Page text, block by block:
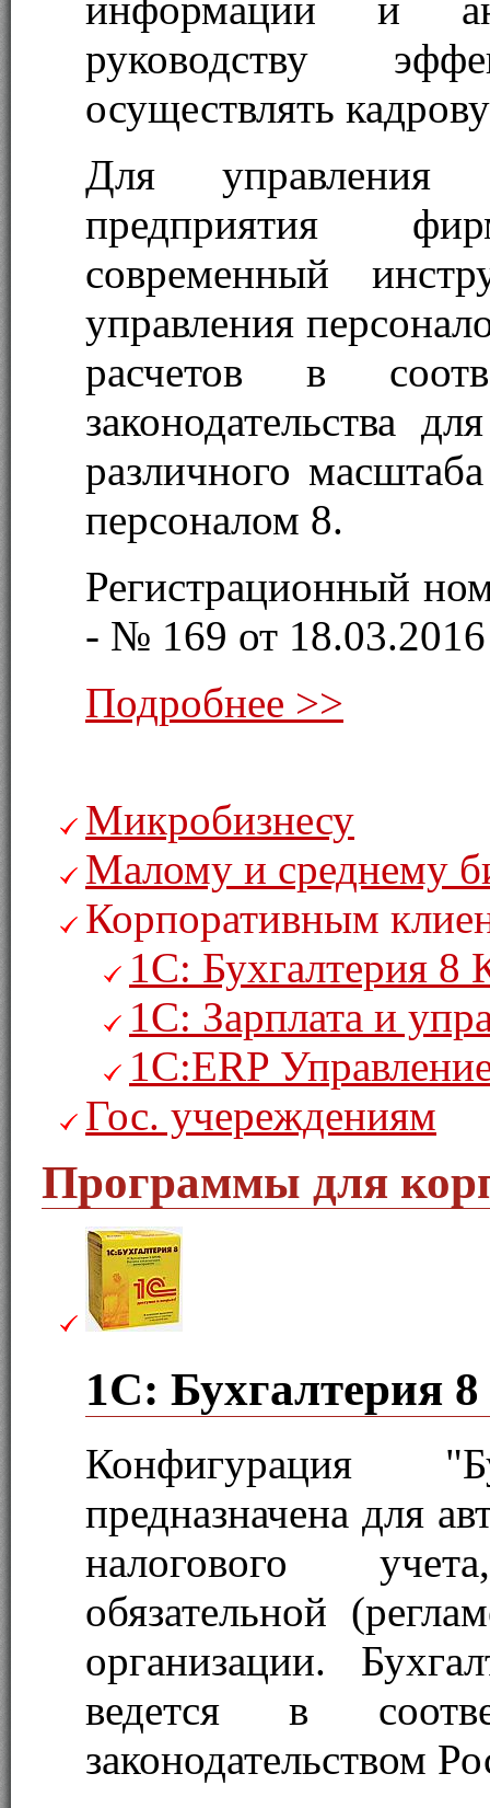
руководству
осуществлять
Для управления
предприятия
современный
управления
расчетов в
законодательства
различного
персоналом 8.
Регистрационный
- № 169 от 18.03.2016
Подробнее >>
Микробизнесу
Малому и среднему
Корпоративным
1С: Бухгалтерия
1С: Зарплата и
1С:ERP
Гос. учереждениям
Программы для
1С: Бухгалтерия
Конфигурация
предназначена для
налогового
обязательной
организации.
ведется в
законодательством